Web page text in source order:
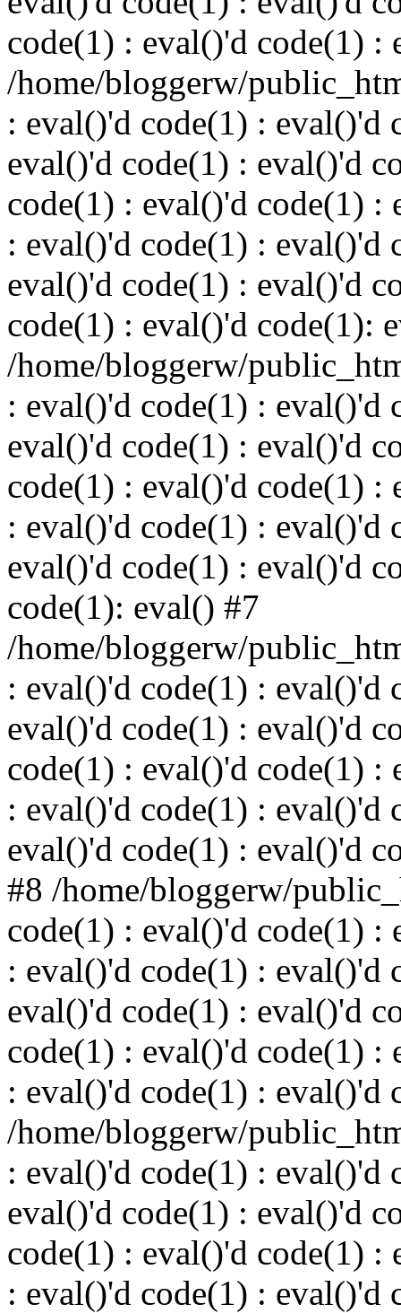
code(1) : eval()'d code(1) :
/home/bloggerw/
: eval()'d code(1) : eval()'d
eval()'d code(1) : eval()'d
code(1) : eval()'d code(1) :
: eval()'d code(1) : eval()'d
eval()'d code(1) : eval()'d
code(1) : eval()'d code(1):
/home/bloggerw/
: eval()'d code(1) : eval()'d
eval()'d code(1) : eval()'d
code(1) : eval()'d code(1) :
: eval()'d code(1) : eval()'d
eval()'d code(1) : eval()'d
code(1): eval() #7
/home/bloggerw/
: eval()'d code(1) : eval()'d
eval()'d code(1) : eval()'d
code(1) : eval()'d code(1) :
: eval()'d code(1) : eval()'d
eval()'d code(1) : eval()'d
#8 /home/bloggerw/
code(1) : eval()'d code(1) :
: eval()'d code(1) : eval()'d
eval()'d code(1) : eval()'d
code(1) : eval()'d code(1) :
: eval()'d code(1) : eval()'d
/home/bloggerw/
: eval()'d code(1) : eval()'d
eval()'d code(1) : eval()'d
code(1) : eval()'d code(1) :
: eval()'d code(1) : eval()'d